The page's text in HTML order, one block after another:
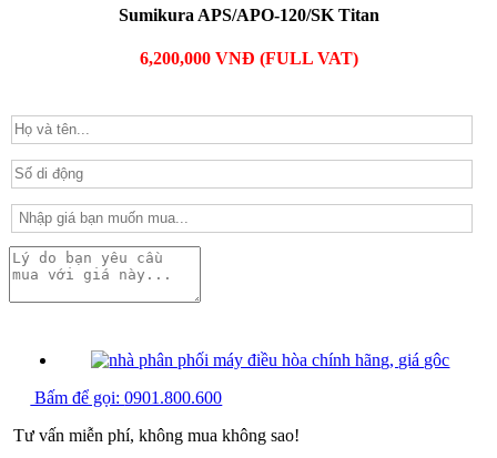
Sumikura APS/APO-120/SK Titan
6,200,000 VNĐ (FULL VAT)
Bấm để gọi:0901.800.600
Tư vấn miễn phí, không mua không sao!